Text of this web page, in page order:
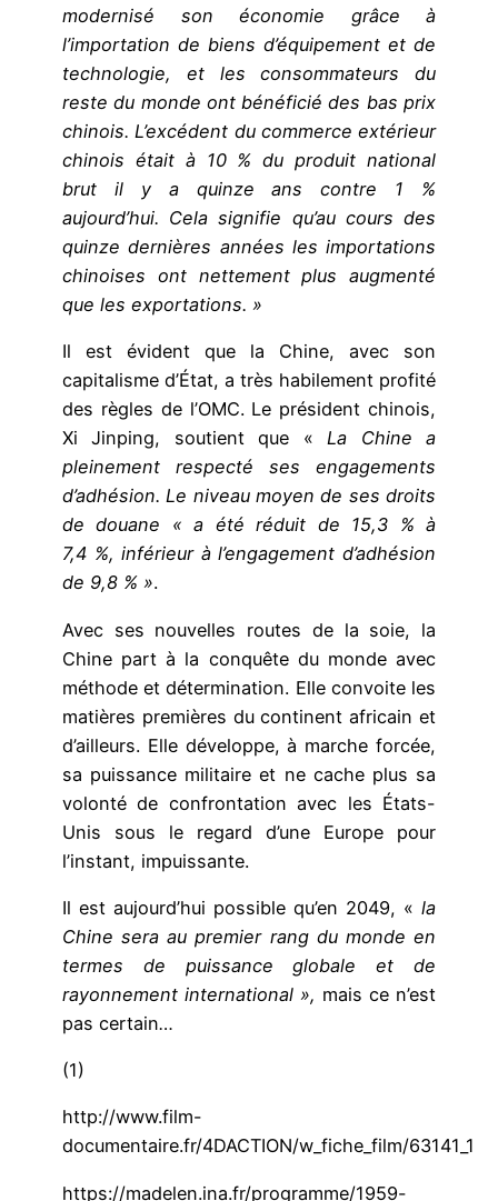
modernisé son économie grâce à
l’importation de biens d’équipement et de
technologie, et les consommateurs du
reste du monde ont bénéficié des bas prix
chinois. L’excédent du commerce extérieur
chinois était à 10 % du produit national
brut il y a quinze ans contre 1 %
aujourd’hui. Cela signifie qu’au cours des
quinze dernières années les importations
chinoises ont nettement plus augmenté
que les exportations. »
Il est évident que la Chine, avec son
capitalisme d’État, a très habilement profité
des règles de l’OMC. Le président chinois,
Xi Jinping, soutient que «La Chine a
pleinement respecté ses engagements
d’adhésion. Le niveau moyen de ses droits
de douane « a été réduit de 15,3 % à
7,4 %, inférieur à l’engagement d’adhésion
de 9,8 % ».
Avec ses nouvelles routes de la soie, la
Chine part à la conquête du monde avec
méthode et détermination. Elle convoite les
matières premières du continent africain et
d’ailleurs. Elle développe, à marche forcée,
sa puissance militaire et ne cache plus sa
volonté de confrontation avec les États-
Unis sous le regard d’une Europe pour
l’instant, impuissante.
Il est aujourd’hui possible qu’en 2049, « la
Chine sera au premier rang du monde en
termes de puissance globale et de
rayonnement international », mais ce n’est
pas certain…
(1)
http://www.film-
documentaire.fr/4DACTION/w_fiche_film/63141_1
https://madelen.ina.fr/programme/1959-